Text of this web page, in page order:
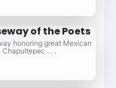
of the Poets
honoring great Mexican
Chapultepec . . .